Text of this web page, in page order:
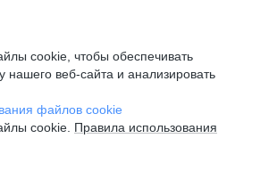
cookie, чтобы обеспечивать
нашего веб-сайта и анализировать
файлов cookie
cookie. Правила использования